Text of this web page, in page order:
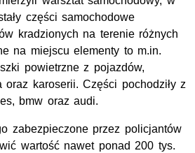
części samochodowe
kradzionych na terenie różnych
na miejscu elementy to m.in.
powietrzne z pojazdów,
oraz karoserii. Części pochodziły z
bmw oraz audi.
zabezpieczone przez policjantów
wartość nawet ponad 200 tys.